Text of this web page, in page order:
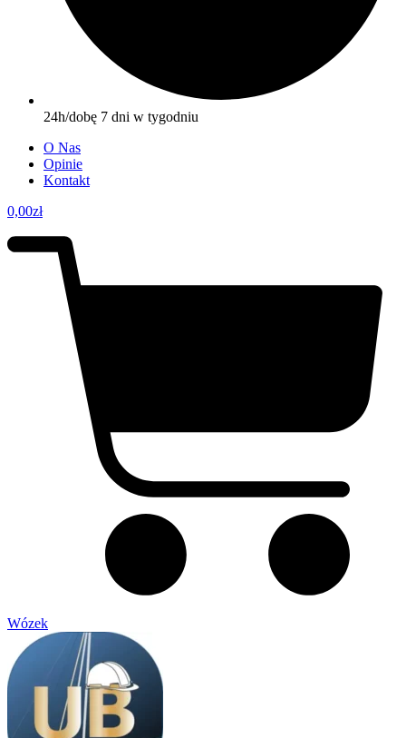
24h/dobę 7 dni w tygodniu
O Nas
Opinie
Kontakt
0,00zł
Wózek